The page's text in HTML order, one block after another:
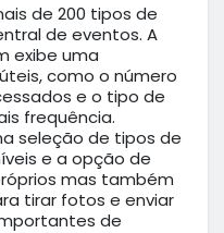
de 200 tipos de
de eventos. A
exibe uma
como o número
e o tipo de
frequência.
seleção de tipos de
e a opção de
mas também
tirar fotos e enviar
de